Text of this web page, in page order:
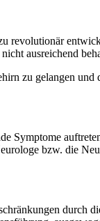
revolutionär
ausreichend
zu gelangen
Symptome
bzw. die
durch